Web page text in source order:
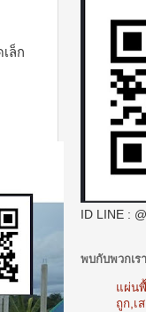
ล็ก
ID LINE :
พบกับพวกเร
แผ่น
ถูก,เ